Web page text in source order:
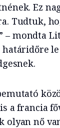
Ez
Tudtuk,
– mondta
határidőre
a francia
olyan nő